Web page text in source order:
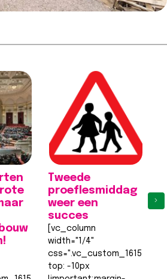
Tweede
proeflesmiddag
weer een
succes
[vc_column
width="1/4"
top: -10px
›